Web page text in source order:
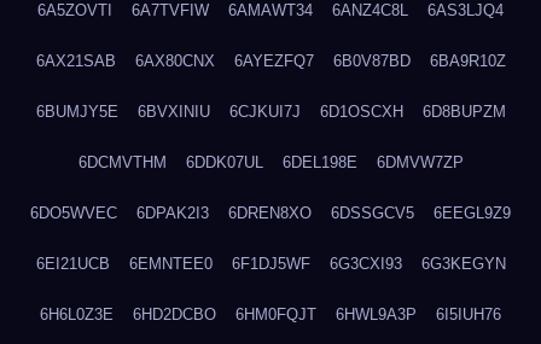
6A5ZOVTI 6A7TVFIW 6AMAWT34 6ANZ4C8L 6AS3LJQ4
6AX21SAB 6AX80CNX 6AYEZFQ7 6B0V87BD 6BA9R10Z
6BUMJY5E 6BVXINIU 6CJKUI7J 6D1OSCXH 6D8BUPZM
6DCMVTHM 6DDK07UL 6DEL198E 6DMVW7ZP
6DO5WVEC 6DPAK2I3 6DREN8XO 6DSSGCV5 6EEGL9Z9
6EI21UCB 6EMNTEE0 6F1DJ5WF 6G3CXI93 6G3KEGYN
6H6L0Z3E 6HD2DCBO 6HM0FQJT 6HWL9A3P 6I5IUH76